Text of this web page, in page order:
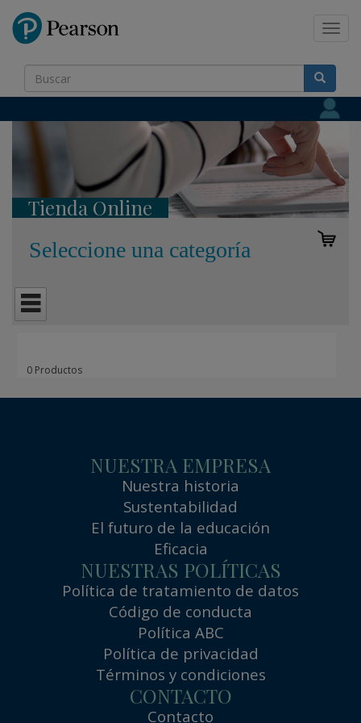
Tienda Online
Seleccione una categoría
0 Productos
NUESTRA EMPRESA
Nuestra historia
Sustentabilidad
El futuro de la educación
Eficacia
NUESTRAS POLÍTICAS
Política de tratamiento de datos
Código de conducta
Política ABC
Política de privacidad
Términos y condiciones
CONTACTO
Contacto